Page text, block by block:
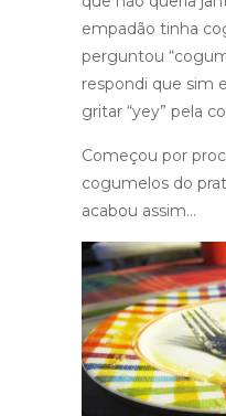
empadão tinha
perguntou
respondi que sim
gritar “yey” pela
Começou por
cogumelos do
acabou assim…